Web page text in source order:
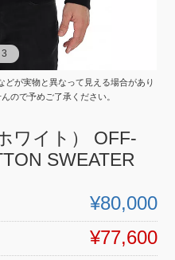
3
3
が実物と異なって見える場合があり
ので予めご了承ください。
ワイト） OFF-
SWEATER
¥80,000
¥77,600